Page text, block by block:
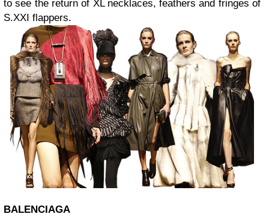
to see the return of XL necklaces, feathers and fringes of
S.XXI flappers.
BALENCIAGA